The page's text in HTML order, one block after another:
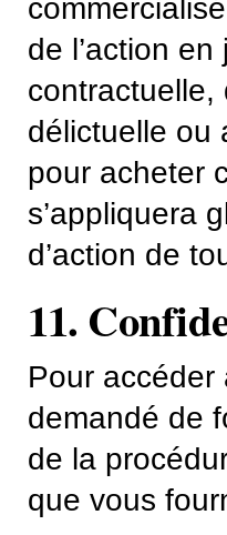
de l’action
contractuelle,
délictuelle ou
pour acheter
s’appliquera
d’action de
11.
Pour
demandé de
de la
que vous